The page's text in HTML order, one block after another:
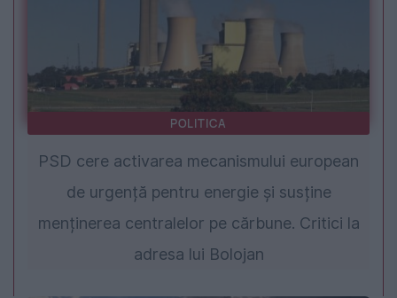
POLITICA
PSD cere activarea mecanismului european
de urgență pentru energie și susține
menținerea centralelor pe cărbune. Critici la
adresa lui Bolojan